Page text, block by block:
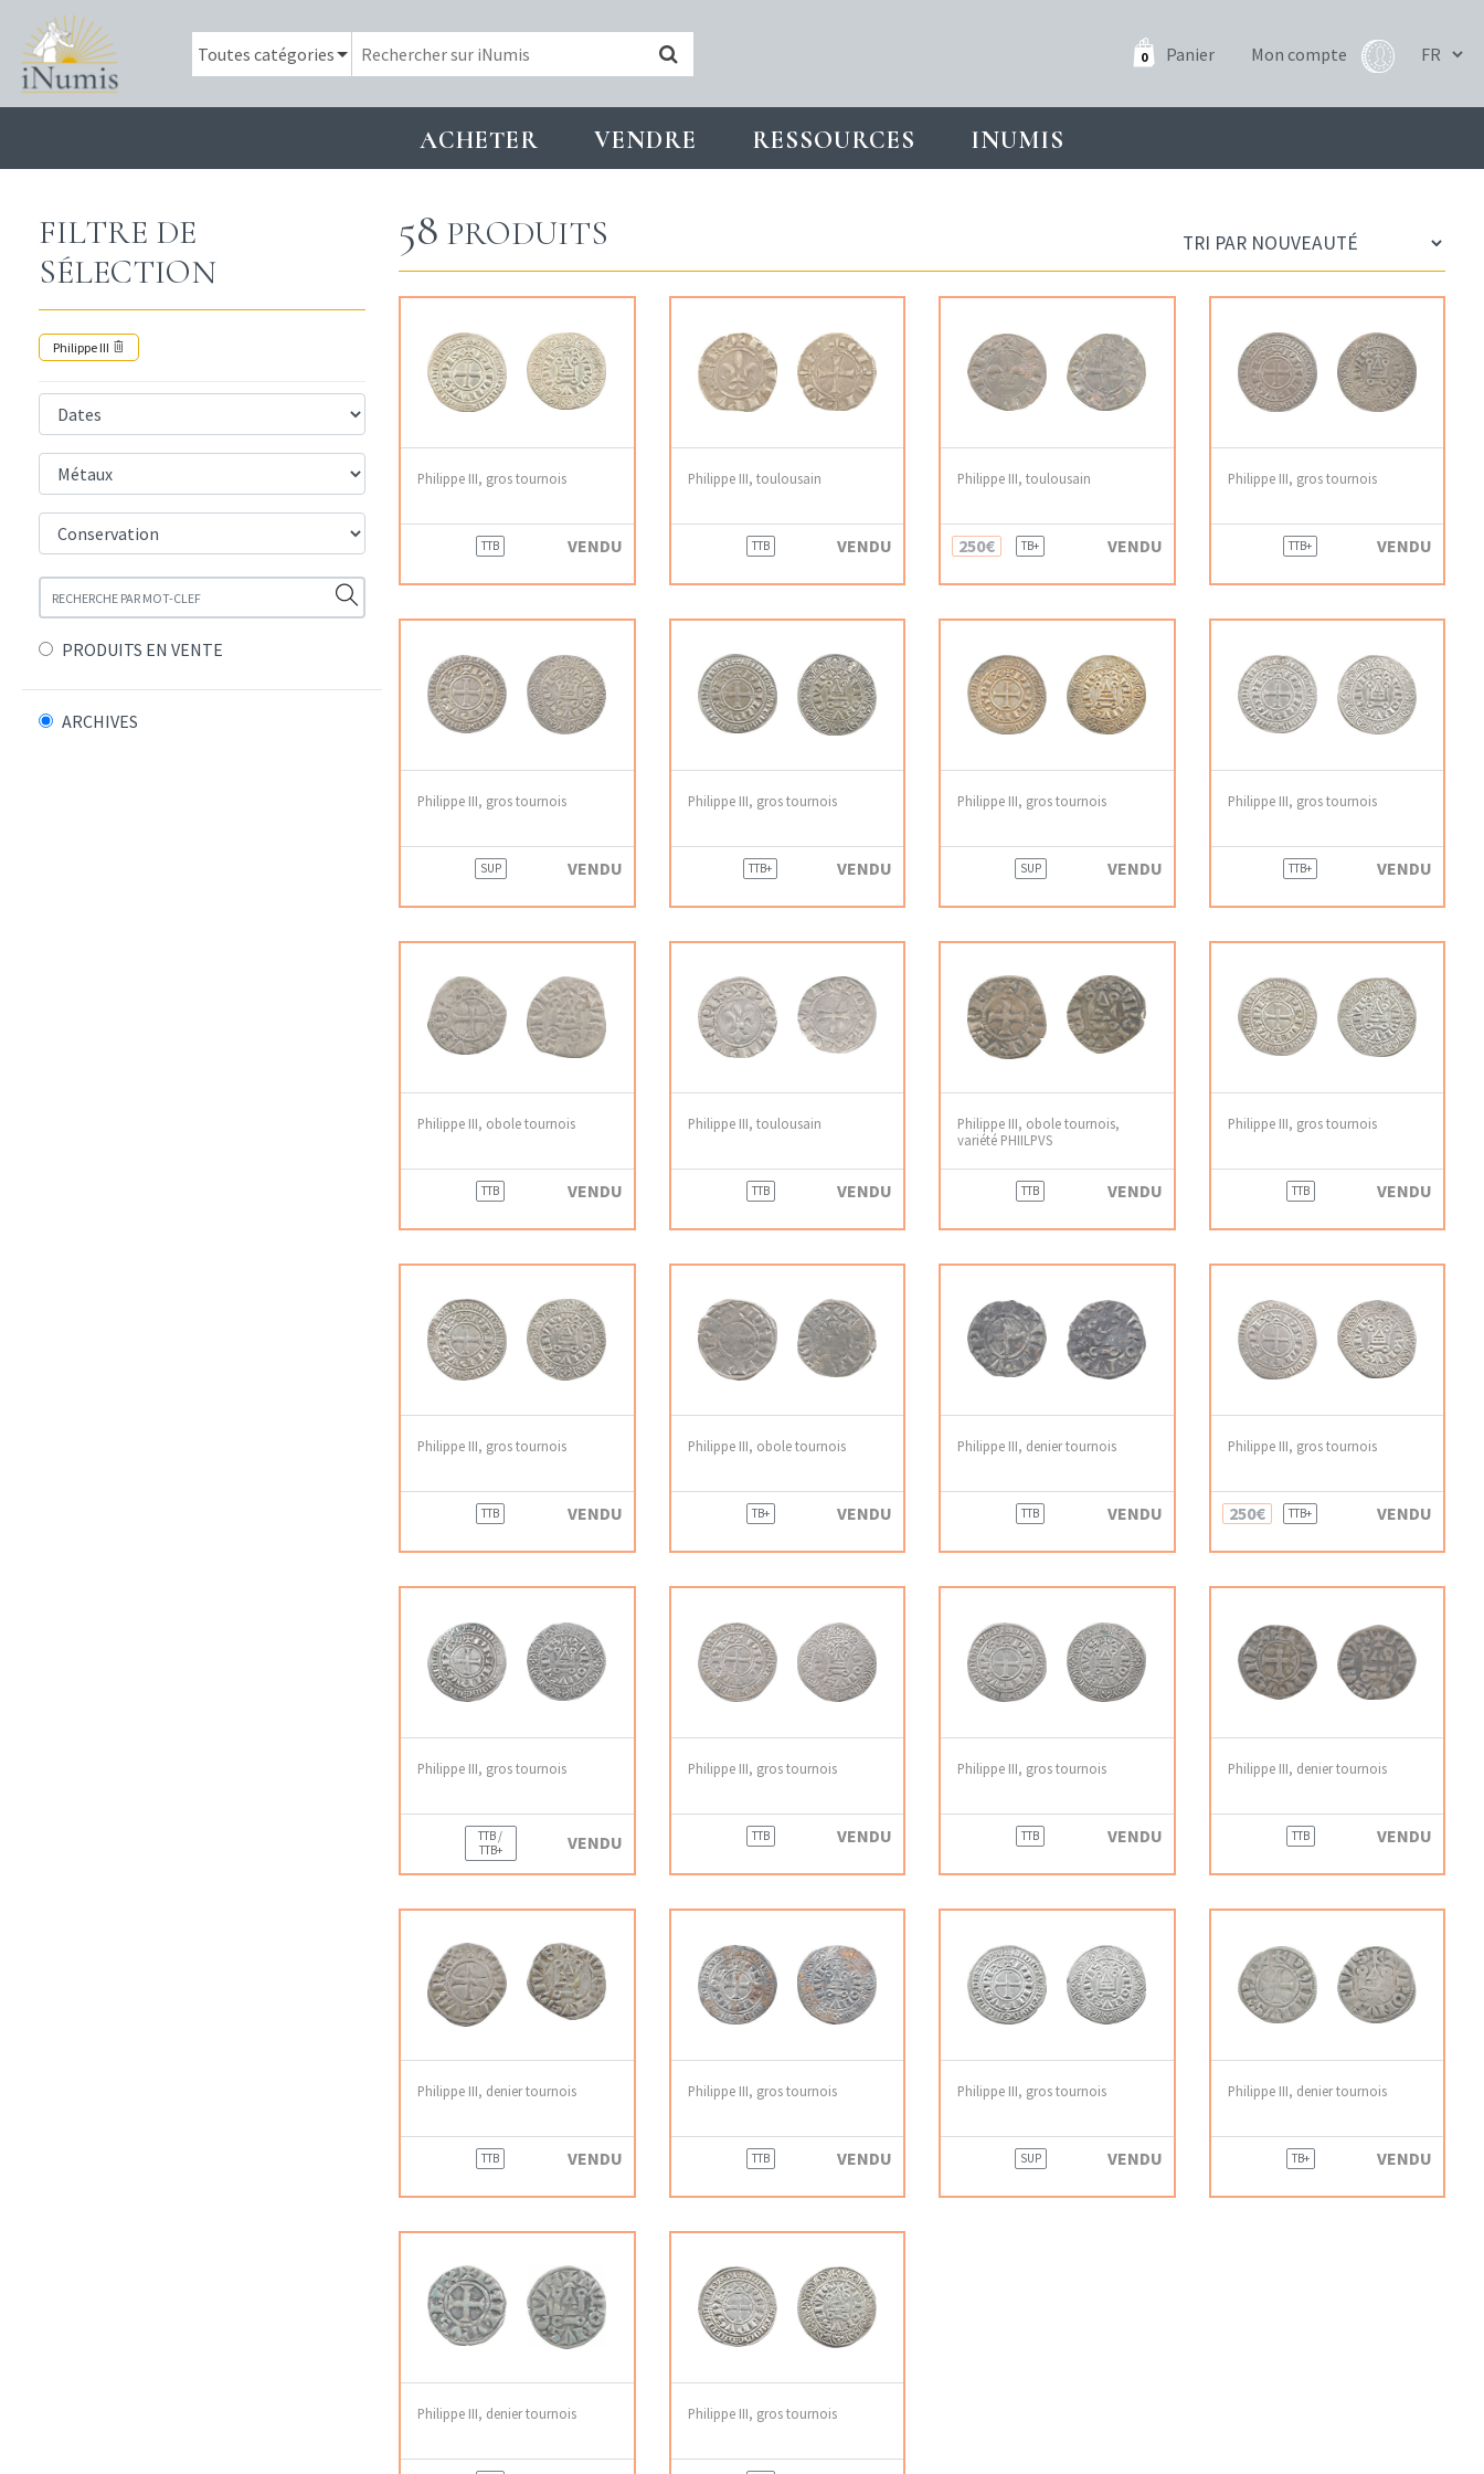
0 Panier Mon compte
ACHETER VENDRE RESSOURCES INUMIS
FILTRE DE
SÉLECTION
Philippe III
PRODUITS EN VENTE
ARCHIVES
58 PRODUITS
Philippe III, gros tournois
TTB VENDU
Philippe III, toulousain
TTB VENDU
Philippe III, toulousain
250€ TB+ VENDU
Philippe III, gros tournois
TTB+ VENDU
Philippe III, gros tournois
SUP VENDU
Philippe III, gros tournois
TTB+ VENDU
Philippe III, gros tournois
SUP VENDU
Philippe III, gros tournois
TTB+ VENDU
Philippe III, obole tournois
TTB VENDU
Philippe III, toulousain
TTB VENDU
Philippe III, obole tournois,
variété PHIILPVS
TTB VENDU
Philippe III, gros tournois
TTB VENDU
Philippe III, gros tournois
TTB VENDU
Philippe III, obole tournois
TB+ VENDU
Philippe III, denier tournois
TTB VENDU
Philippe III, gros tournois
250€ TTB+ VENDU
Philippe III, gros tournois
TTB /
TTB+
VENDU
Philippe III, gros tournois
TTB VENDU
Philippe III, gros tournois
TTB VENDU
Philippe III, denier tournois
TTB VENDU
Philippe III, denier tournois
TTB VENDU
Philippe III, gros tournois
TTB VENDU
Philippe III, gros tournois
SUP VENDU
Philippe III, denier tournois
TB+ VENDU
Philippe III, denier tournois Philippe III, gros tournois